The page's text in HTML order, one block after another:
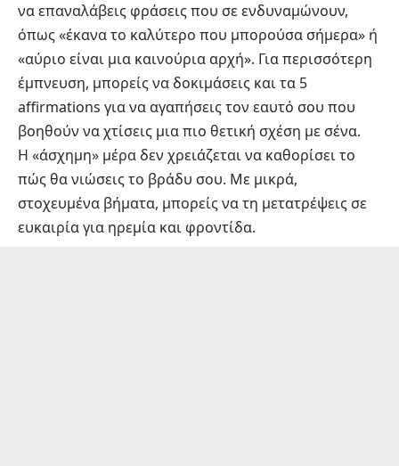
να επαναλάβεις φράσεις που σε ενδυναμώνουν,
όπως «έκανα το καλύτερο που μπορούσα σήμερα» ή
«αύριο είναι μια καινούρια αρχή». Για περισσότερη
έμπνευση, μπορείς να δοκιμάσεις και τα 5
affirmations για να αγαπήσεις τον εαυτό σου που
βοηθούν να χτίσεις μια πιο θετική σχέση με σένα.
Η «άσχημη» μέρα δεν χρειάζεται να καθορίσει το
πώς θα νιώσεις το βράδυ σου. Με μικρά,
στοχευμένα βήματα, μπορείς να τη μετατρέψεις σε
ευκαιρία για ηρεμία και φροντίδα.